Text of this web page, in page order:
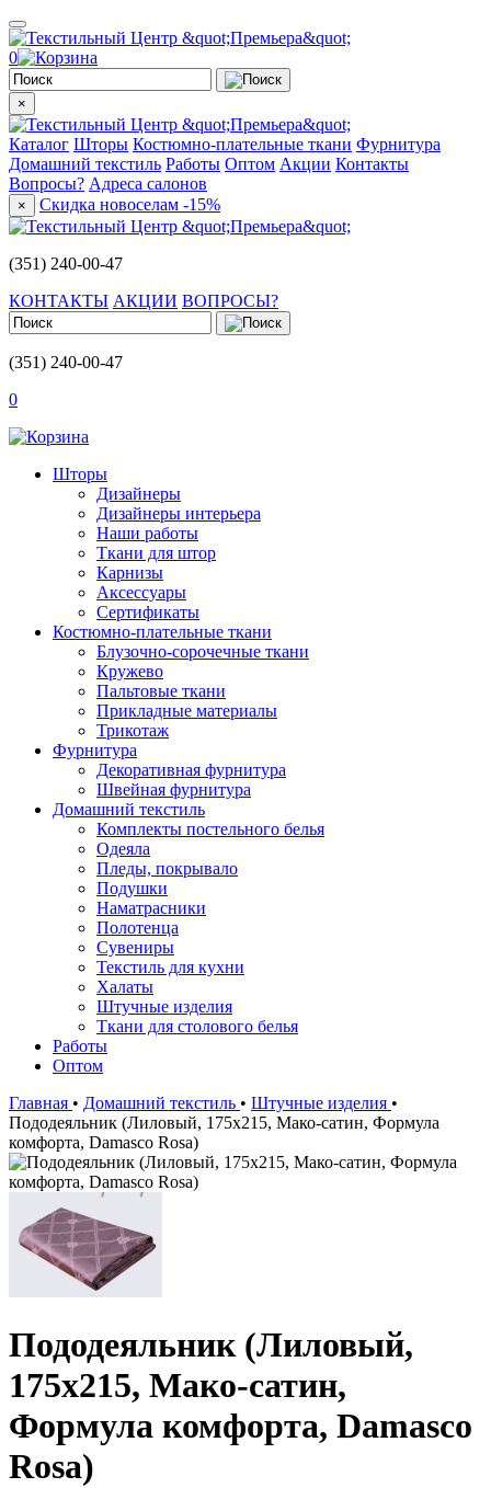
0
×
Каталог Шторы Костюмно-плательные ткани Фурнитура
Домашний текстиль Работы Оптом Акции Контакты
Вопросы? Адреса салонов
× Скидка новоселам -15%
(351) 240-00-47
КОНТАКТЫ АКЦИИ ВОПРОСЫ?
(351) 240-00-47
0
Шторы
Дизайнеры
Дизайнеры интерьера
Наши работы
Ткани для штор
Карнизы
Аксессуары
Сертификаты
Костюмно-плательные ткани
Блузочно-сорочечные ткани
Кружево
Пальтовые ткани
Прикладные материалы
Трикотаж
Фурнитура
Декоративная фурнитура
Швейная фурнитура
Домашний текстиль
Комплекты постельного белья
Одеяла
Пледы, покрывало
Подушки
Наматрасники
Полотенца
Сувениры
Текстиль для кухни
Халаты
Штучные изделия
Ткани для столового белья
Работы
Оптом
Главная • Домашний текстиль • Штучные изделия •
Пододеяльник (Лиловый, 175x215, Мако-сатин, Формула
комфорта, Damasco Rosa)
Пододеяльник (Лиловый,
175x215, Мако-сатин,
Формула комфорта, Damasco
Rosa)